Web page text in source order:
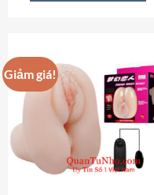
Giảm giá!